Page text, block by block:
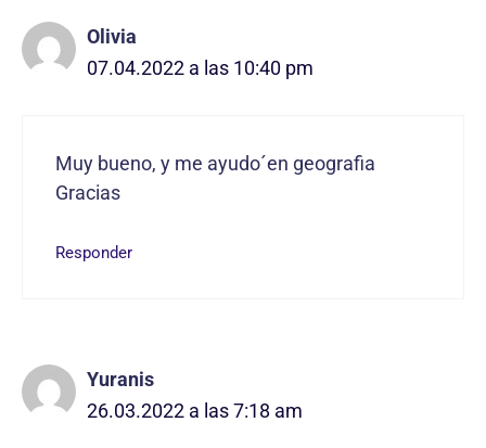
Olivia
07.04.2022 a las 10:40 pm
Muy bueno, y me ayudo´en geografia
Gracias
Responder
Yuranis
26.03.2022 a las 7:18 am